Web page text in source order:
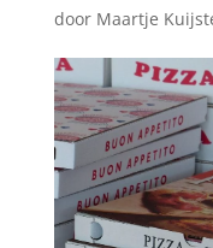
door Maartje